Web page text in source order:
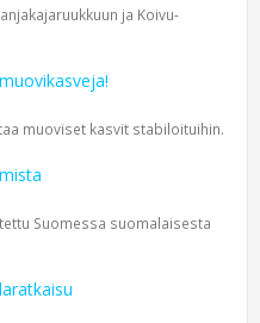
ja Koivu-
muoviset kasvit stabiloituihin.
Suomessa suomalaisesta